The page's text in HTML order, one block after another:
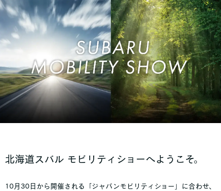
北海道スバル モビリティショーへようこそ。
10月30日から開催される「ジャパンモビリティショー」に合わせ、